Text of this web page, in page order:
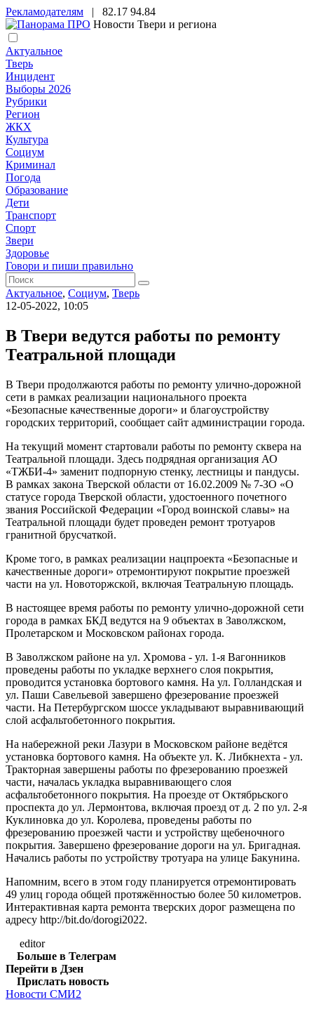
Рекламодателям | 82.17 94.84
Новости Твери и региона
Актуальное
Тверь
Инцидент
Выборы 2026
Рубрики
Регион
ЖКХ
Культура
Социум
Криминал
Погода
Образование
Дети
Транспорт
Спорт
Звери
Здоровье
Говори и пиши правильно
Актуальное, Социум, Тверь
12-05-2022, 10:05
В Твери ведутся работы по ремонту
Театральной площади
В Твери продолжаются работы по ремонту улично-дорожной
сети в рамках реализации национального проекта
«Безопасные качественные дороги» и благоустройству
городских территорий, сообщает сайт администрации города.
На текущий момент стартовали работы по ремонту сквера на
Театральной площади. Здесь подрядная организация АО
«ТЖБИ-4» заменит подпорную стенку, лестницы и пандусы.
В рамках закона Тверской области от 16.02.2009 № 7-ЗО «О
статусе города Тверской области, удостоенного почетного
звания Российской Федерации «Город воинской славы» на
Театральной площади будет проведен ремонт тротуаров
гранитной брусчаткой.
Кроме того, в рамках реализации нацпроекта «Безопасные и
качественные дороги» отремонтируют покрытие проезжей
части на ул. Новоторжской, включая Театральную площадь.
В настоящее время работы по ремонту улично-дорожной сети
города в рамках БКД ведутся на 9 объектах в Заволжском,
Пролетарском и Московском районах города.
В Заволжском районе на ул. Хромова - ул. 1-я Вагонников
проведены работы по укладке верхнего слоя покрытия,
проводится установка бортового камня. На ул. Голландская и
ул. Паши Савельевой завершено фрезерование проезжей
части. На Петербургском шоссе укладывают выравнивающий
слой асфальтобетонного покрытия.
На набережной реки Лазури в Московском районе ведётся
установка бортового камня. На объекте ул. К. Либкнехта - ул.
Тракторная завершены работы по фрезерованию проезжей
части, началась укладка выравнивающего слоя
асфальтобетонного покрытия. На проезде от Октябрьского
проспекта до ул. Лермонтова, включая проезд от д. 2 по ул. 2-я
Куклиновка до ул. Королева, проведены работы по
фрезерованию проезжей части и устройству щебеночного
покрытия. Завершено фрезерование дороги на ул. Бригадная.
Начались работы по устройству тротуара на улице Бакунина.
Напомним, всего в этом году планируется отремонтировать
49 улиц города общей протяжённостью более 50 километров.
Интерактивная карта ремонта тверских дорог размещена по
адресу http://bit.do/dorogi2022.
editor
Больше в Телеграм
Перейти в Дзен
Прислать новость
Новости СМИ2